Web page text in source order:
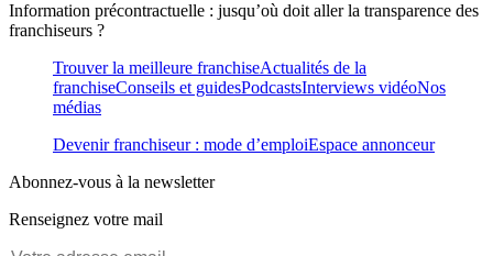
Information précontractuelle : jusqu’où doit aller la transparence des
franchiseurs ?
Trouver la meilleure franchiseActualités de la
franchiseConseils et guidesPodcastsInterviews vidéoNos
médias
Devenir franchiseur : mode d’emploiEspace annonceur
Abonnez-vous à la newsletter
Renseignez votre mail